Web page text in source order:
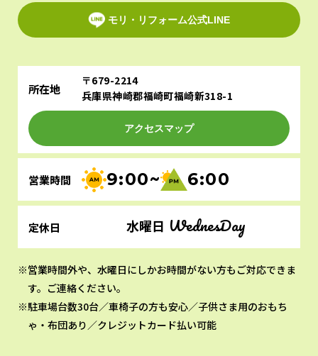
モリ・リフォーム公式LINE
所在地
〒679-2214
兵庫県神崎郡福崎町福崎新318-1
アクセスマップ
営業時間 9:00~ 6:00
定休日 水曜日 WednesDay
営業時間外や、水曜日にしかお時間がない方もご対応できま
す。ご連絡ください。
駐車場台数30台／車椅子の方も安心／子供さま用のおもち
ゃ・布団あり／クレジットカード払い可能